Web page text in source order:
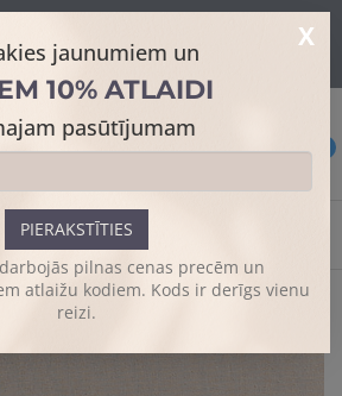
X
jaunumiem un
10% ATLAIDI
pasūtījumam
PIERAKSTĪTIES
pilnas cenas precēm un
atlaižu kodiem. Kods ir derīgs vienu
reizi.
Nosapņot